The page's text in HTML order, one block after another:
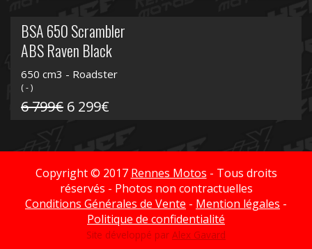
BSA 650 Scrambler
ABS Raven Black
650 cm3 - Roadster
( - )
6 799€ 6 299€
Copyright © 2017 Rennes Motos - Tous droits
réservés - Photos non contractuelles
Conditions Générales de Vente - Mention légales -
Politique de confidentialité
Site développé par Alex Gavard